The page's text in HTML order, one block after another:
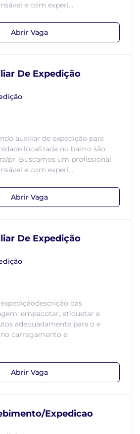
e com experi...
Abrir Vaga
De Expedição
auxiliar de expedição para
localizada no bairro são
pr. Buscamos um profissional
e com experi...
Abrir Vaga
De Expedição
das
empacotar, etiquetar e
adequadamente para o e
carregamento e
Abrir Vaga
Expedicao